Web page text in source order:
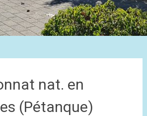
nat. en
(Pétanque)